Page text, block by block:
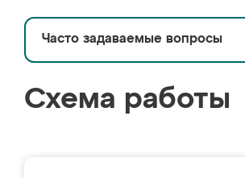
Часто задаваемые вопросы
Схема работы